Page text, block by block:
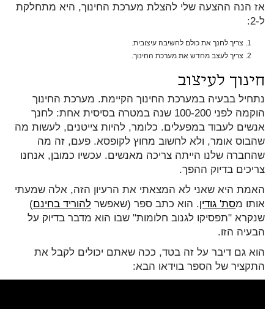
אז הנה ההצעה שלי להצלת מערכת החינוך, היא מתחלקת
ל-2:
צריך לחנך את כולם לחשיבה עיצובית.
צריך לעצב מחדש את מערכת החינוך.
חינוך לעיצוב
נתחיל בבעיה במערכת החינוך הקיימת. מערכת החינוך
הוקמה לפני 100-200 שנה במטרה בסיסית אחת: לחנך
אנשים לעבוד במפעלים. כלומר, להיות צייטנים, לעשות מה
שהבוס אומר, ולא לחשוב מחוץ לקופסא. פעם, זה מה
שהחברה שלנו הייתה צריכה מאנשים. עכשיו כמובן, אנחנו
צריכים בדיוק ההפך.
האמת היא שאני לא המצאתי את הרעיון הזה, אלה שמעתי
אותו מסת' גודין. הוא כתב ספר (שאפשר להוריד בחינם)
שנקרא "תפסיקו לגנוב חלומות" שבו הוא מדבר בדיוק על
הבעיה הזו.
הוא גם דיבר על זה בטד, ככה שאתם יכולים לקבל את
התקציר של הספר בוידאו הבא: